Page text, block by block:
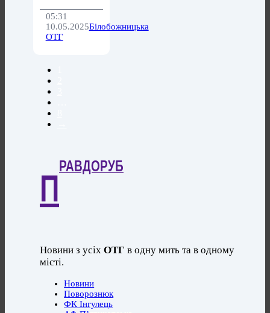
05:31
10.05.2025Білобожницька
ОТГ
П
РАВДОРУБ
Новини з усіхОТГ в одну мить та в одному
місті.
Новини
Поворознюк
ФК Інгулець